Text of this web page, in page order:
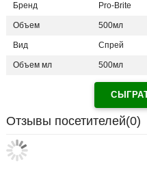
Бренд Pro-Brite
Объем 500мл
Вид Спрей
Объем мл 500мл
Отзывы посетителей(0)